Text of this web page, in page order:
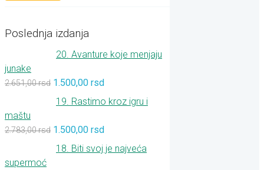
Poslednja izdanja
20. Avanture koje menjaju
junake
2.651,00rsd 1.500,00 rsd
19. Rastimo kroz igru i
maštu
2.783,00rsd 1.500,00 rsd
18. Biti svoj je najveća
supermoć